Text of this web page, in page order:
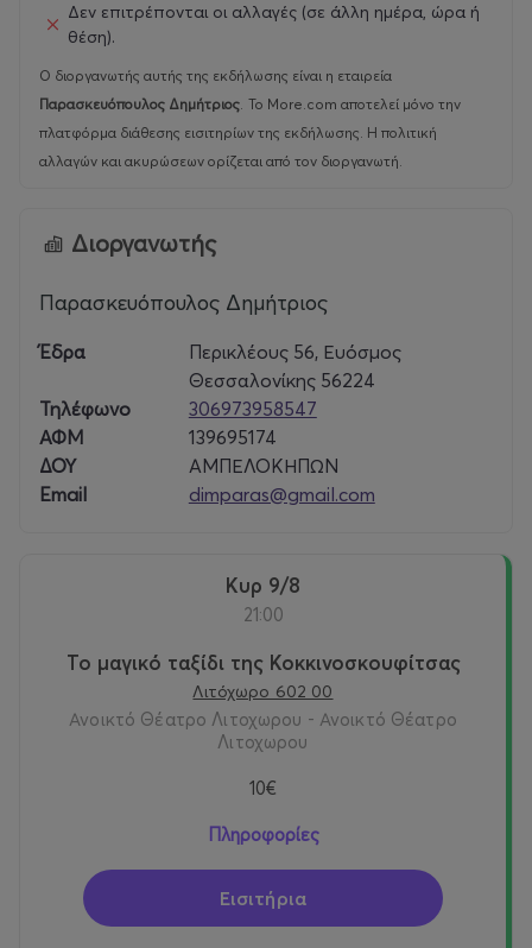
Δεν επιτρέπονται οι αλλαγές (σε άλλη ημέρα, ώρα ή
θέση).
Ο διοργανωτής αυτής της εκδήλωσης είναι η εταιρεία
Παρασκευόπουλος Δημήτριος. Το More.com αποτελεί μόνο την
πλατφόρμα διάθεσης εισιτηρίων της εκδήλωσης. Η πολιτική
αλλαγών και ακυρώσεων ορίζεται από τον διοργανωτή.
Διοργανωτής
Παρασκευόπουλος Δημήτριος
Έδρα
Περικλέους 56, Ευόσμος
Θεσσαλονίκης 56224
Τηλέφωνο
306973958547
ΑΦΜ
139695174
ΔΟΥ
ΑΜΠΕΛΟΚΗΠΩΝ
Email
dimparas@gmail.com
Κυρ 9/8
21:00
Το μαγικό ταξίδι της Κοκκινοσκουφίτσας
Λιτόχωρο 602 00
Ανοικτό Θέατρο Λιτοχωρου - Ανοικτό Θέατρο
Λιτοχωρου
10€
Πληροφορίες
Εισιτήρια